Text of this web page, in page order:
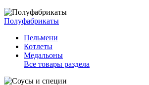
Полуфабрикаты
Пельмени
Котлеты
Медальоны
Все товары раздела